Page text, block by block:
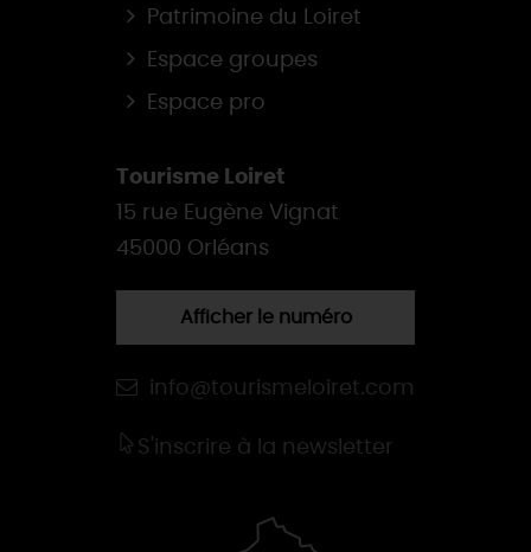
Patrimoine du Loiret
Espace groupes
Espace pro
Tourisme Loiret
15 rue Eugène Vignat
45000 Orléans
Afficher le numéro
info@tourismeloiret.com
S'inscrire à la newsletter